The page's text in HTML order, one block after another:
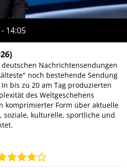
14:05
Nachrichtensendungen
noch bestehende Sendung
bis zu 20 am Tag produzierten
des Weltgeschehens
komprimierter Form über aktuelle
soziale, kulturelle, sportliche und